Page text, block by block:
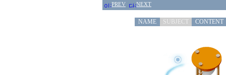
PREV NEXT